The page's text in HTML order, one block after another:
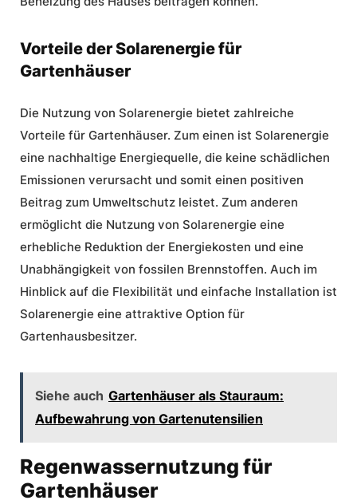
Vorteile der Solarenergie für
Gartenhäuser
Die Nutzung von Solarenergie bietet zahlreiche
Vorteile für Gartenhäuser. Zum einen ist Solarenergie
eine nachhaltige Energiequelle, die keine schädlichen
Emissionen verursacht und somit einen positiven
Beitrag zum Umweltschutz leistet. Zum anderen
ermöglicht die Nutzung von Solarenergie eine
erhebliche Reduktion der Energiekosten und eine
Unabhängigkeit von fossilen Brennstoffen. Auch im
Hinblick auf die Flexibilität und einfache Installation ist
Solarenergie eine attraktive Option für
Gartenhausbesitzer.
Siehe auch Gartenhäuser als Stauraum:
Aufbewahrung von Gartenutensilien
Regenwassernutzung für
Gartenhäuser